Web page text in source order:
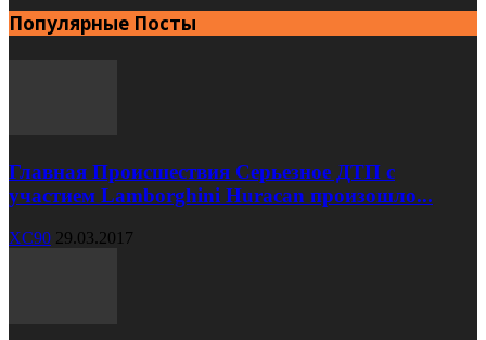
Популярные Посты
Главная Происшествия Серьезное ДТП с
участием Lamborghini Huracan произошло...
XC90 29.03.2017